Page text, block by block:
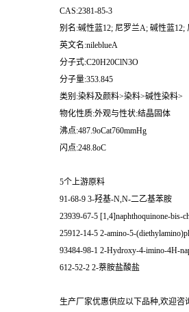
CAS:2381-85-3
别名:碱性蓝12; 尼罗兰A; 碱性蓝12;
英文名:nileblueA
分子式:C20H20ClN3O
分子量:353.845
类别:染料及颜料>染料>碱性染料>
物化性质:外观与性状:结晶固体
沸点:487.9oCat760mmHg
闪点:248.8oC
5个上游原料
91-68-9 3-羟基-N,N-二乙基苯胺
23939-67-5 [1,4]naphthoquinone-bis-
25912-14-5 2-amino-5-
93484-98-1 2-Hydroxy-4-imino-4H-
612-52-2 2-萘胺盐酸盐
生产厂家优惠供应以下品种,欢迎咨